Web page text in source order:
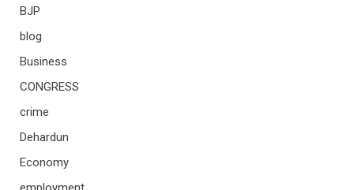
BJP
blog
Business
CONGRESS
crime
Dehardun
Economy